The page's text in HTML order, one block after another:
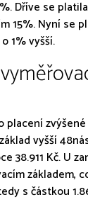
Dříve se
15%. Nyní se
1% vyšší.
vyšší
38.911 Kč. U
základem,
s částkou